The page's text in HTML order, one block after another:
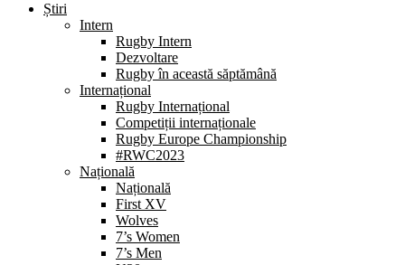
Știri
Intern
Rugby Intern
Dezvoltare
Rugby în această săptămână
Internațional
Rugby Internațional
Competiții internaționale
Rugby Europe Championship
#RWC2023
Națională
Națională
First XV
Wolves
7’s Women
7’s Men